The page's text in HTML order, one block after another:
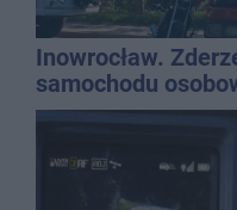
Inowrocław.
samochodu